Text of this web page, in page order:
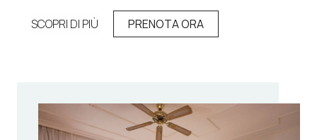
SCOPRI DI PIÙ PRENOTA ORA